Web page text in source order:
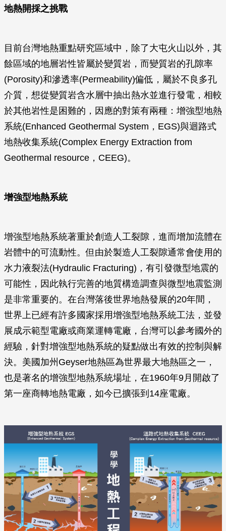
地熱開採之挑戰
目前台灣地熱重點研究區域中，除了大屯火山以外，其
餘區域的地層岩性皆屬於變質岩，而變質岩的孔隙率
(Porosity)和滲透率(Permeability)偏低，屬於不良多孔
介質，想從變質岩含水層中抽出熱水並進行發電，相較
於其他岩性是困難的，因應的對策有兩種：增強型地熱
系統(Enhanced Geothermal System，EGS)與迴路式
地熱收集系統(Complex Energy Extraction from
Geothermal resource，CEEG)。
增強型地熱系統
增強型地熱系統著重於創造人工裂隙，進而增加流體在
岩體中的可流動性。但由於製造人工裂隙通常會使用的
水力液裂法(Hydraulic Fracturing)，有引發微型地震的
可能性，因此執行完善的地質構造調查與微型地震監測
是非常重要的。在台灣落後世界地熱發展的20年間，
世界上已經有許多國家採用增強型地熱系統工法，並發
展成示範型電廠或商業運轉電廠，台灣可以參考國外的
經驗，針對增強型地熱系統的疑點做出有效的控制與解
決。美國加州Geyser地熱區為世界最大地熱區之一，
也是著名的增強型地熱系統場址，在1960年9月開啟了
第一座商轉地熱電廠，如今已擴張到14座電廠。